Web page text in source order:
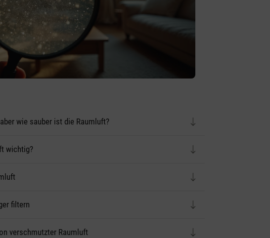
wie sauber ist die Raumluft?
wichtig?
filtern
verschmutzter Raumluft